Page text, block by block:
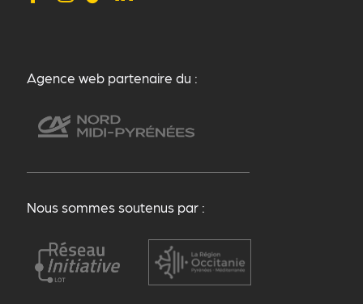
Agence web partenaire du :
Nous sommes soutenus par :